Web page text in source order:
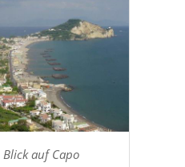
Blick auf Capo